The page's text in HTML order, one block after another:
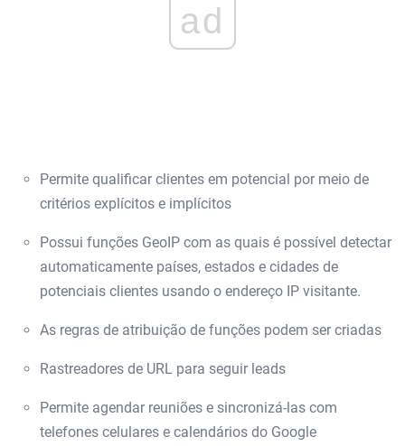
ad
Permite qualificar clientes em potencial por meio de
critérios explícitos e implícitos
Possui funções GeoIP com as quais é possível detectar
automaticamente países, estados e cidades de
potenciais clientes usando o endereço IP visitante.
As regras de atribuição de funções podem ser criadas
Rastreadores de URL para seguir leads
Permite agendar reuniões e sincronizá-las com
telefones celulares e calendários do Google